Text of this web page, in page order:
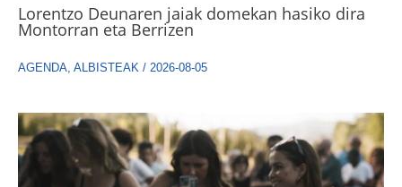
Lorentzo Deunaren jaiak domekan hasiko dira
Montorran eta Berrizen
AGENDA ALBISTEAK / 2026-08-05